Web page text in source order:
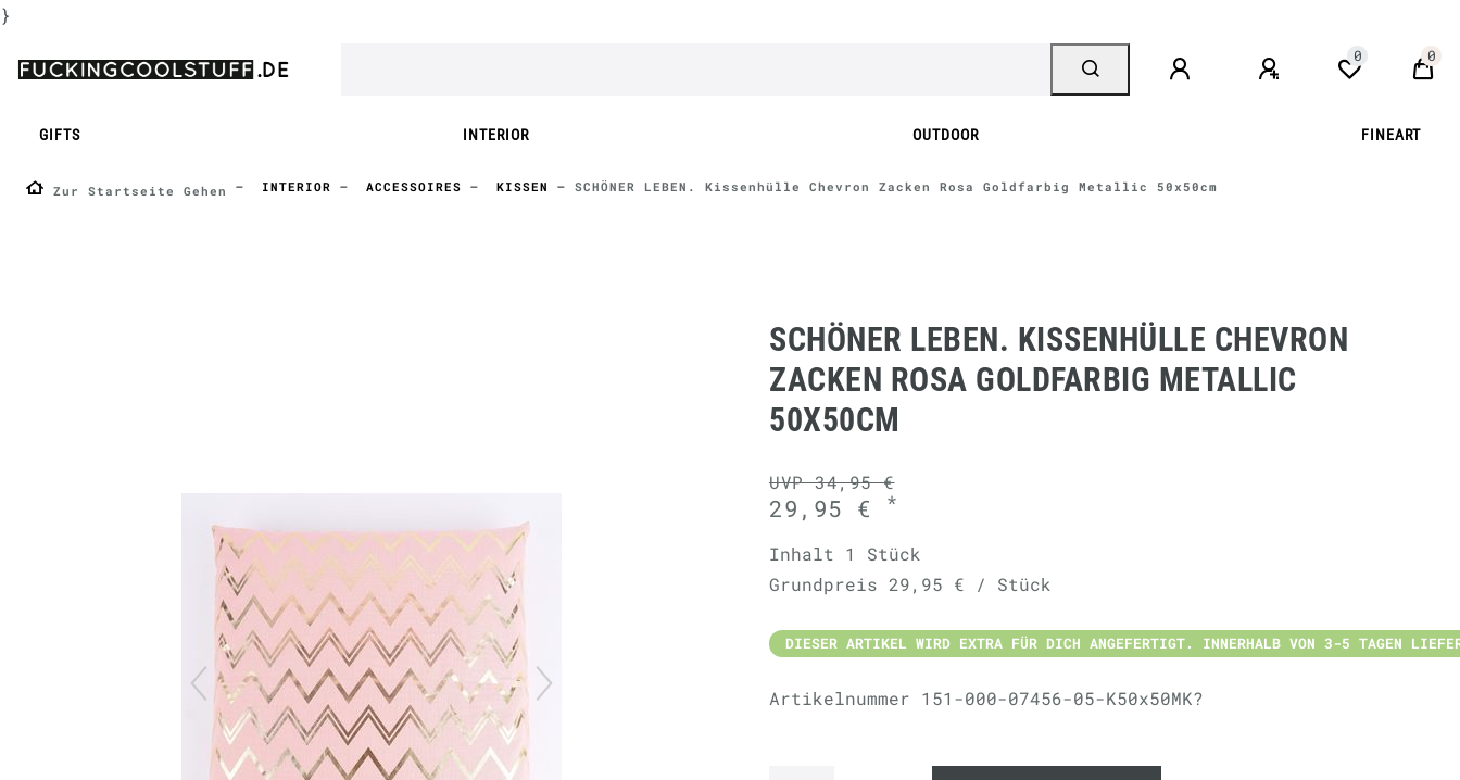
}
0 0
GIFTS INTERIOR OUTDOOR FINEART
Zur Startseite Gehen INTERIOR ACCESSOIRES KISSEN SCHÖNER LEBEN. Kissenhülle Chevron Zacken Rosa Goldfarbig Metallic 50x50cm
SCHÖNER LEBEN. KISSENHÜLLE CHEVRON
ZACKEN ROSA GOLDFARBIG METALLIC
50X50CM
UVP 34,95 €
29,95 € *
Inhalt 1 Stück
Grundpreis 29,95 € / Stück
DIESER ARTIKEL WIRD EXTRA FÜR DICH ANGEFERTIGT. INNERHALB VON 3-5 TAGEN
Artikelnummer 151-000-07456-05-K50x50MK?